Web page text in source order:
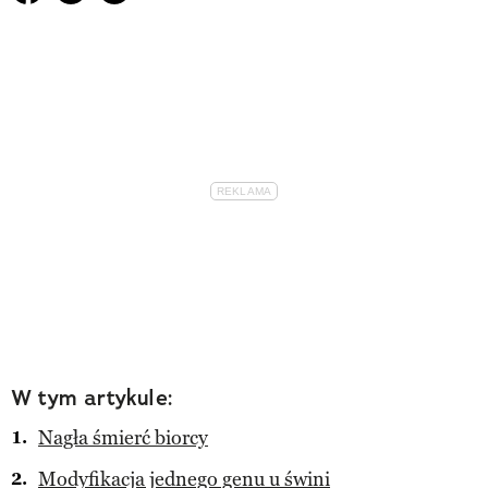
W tym artykule:
Nagła śmierć biorcy
Modyfikacja jednego genu u świni